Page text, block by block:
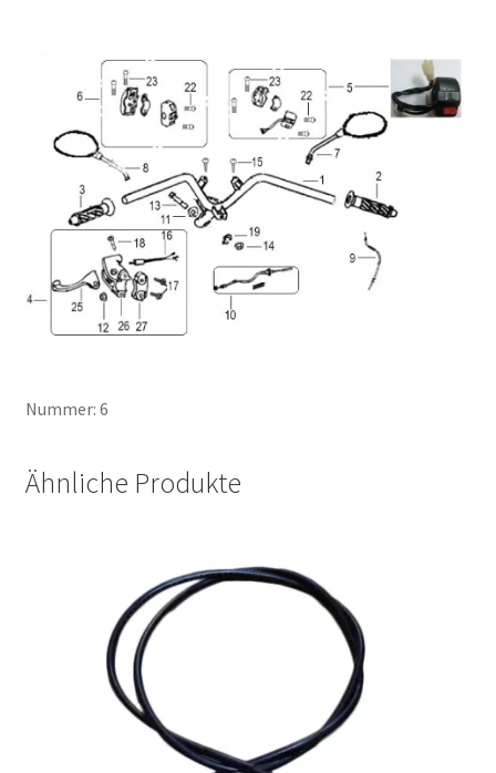
Nummer: 6
Ähnliche Produkte